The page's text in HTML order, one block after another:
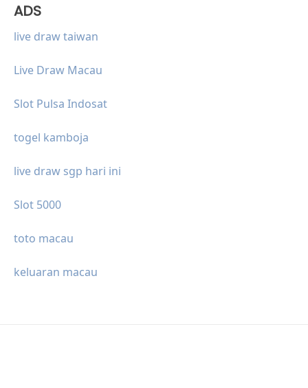
ADS
live draw taiwan
Live Draw Macau
Slot Pulsa Indosat
togel kamboja
live draw sgp hari ini
Slot 5000
toto macau
keluaran macau